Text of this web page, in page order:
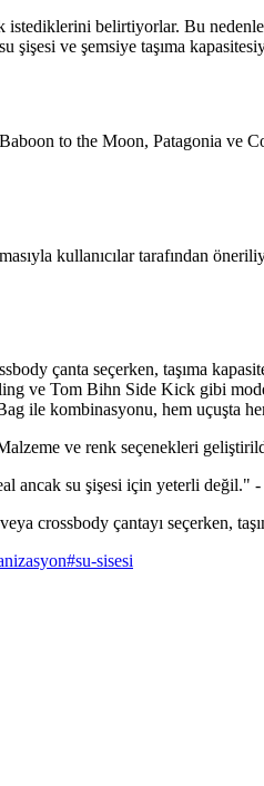
istediklerini belirtiyorlar. Bu
ve şemsiye taşıma
to the Moon, Patagonia
kullanıcılar tarafından
çanta seçerken, taşıma
ve Tom Bihn Side Kick gibi
kombinasyonu, hem uçuşta
ve renk seçenekleri
ancak su şişesi için yeterli değil." -
crossbody çantayı seçerken,
#su-sisesi